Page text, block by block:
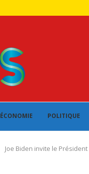
ÉCONOMIE POLITIQUE
Joe Biden invite le